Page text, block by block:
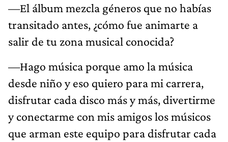
—El álbum mezcla géneros que no habías
transitado antes, ¿cómo fue animarte a
salir de tu zona musical conocida?
—Hago música porque amo la música
desde niño y eso quiero para mi carrera,
disfrutar cada disco más y más, divertirme
y conectarme con mis amigos los músicos
que arman este equipo para disfrutar cada